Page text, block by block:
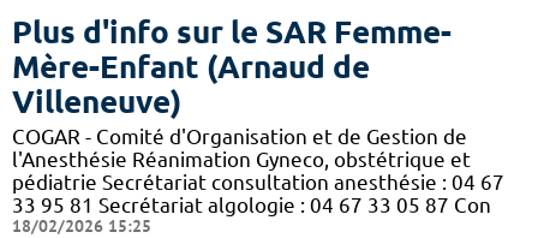
Plus d'info sur le SAR Femme-
Mère-Enfant (Arnaud de
Villeneuve)
COGAR - Comité d'Organisation et de Gestion de
l'Anesthésie Réanimation Gyneco, obstétrique et
pédiatrie Secrétariat consultation anesthésie : 04 67
33 95 81 Secrétariat algologie : 04 67 33 05 87 Con
18/02/2026 15:25